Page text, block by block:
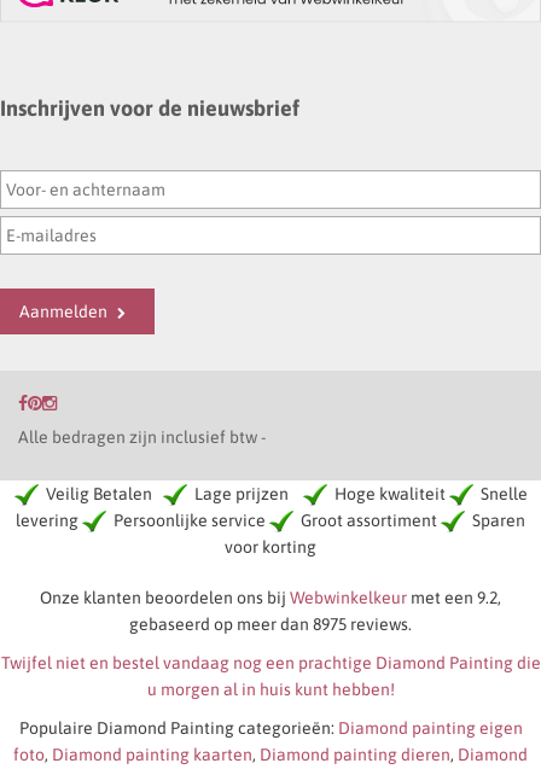
Inschrijven voor de nieuwsbrief
Aanmelden
Alle bedragen zijn inclusief btw -
Veilig Betalen Lage prijzen Hoge kwaliteit
Snelle
levering
Persoonlijke service Groot assortiment
Sparen
voor korting
Onze klanten beoordelen ons bij Webwinkelkeur met een 9.2,
gebaseerd op meer dan 8975 reviews.
Twijfel niet en bestel vandaag nog een prachtige Diamond Painting die
u morgen al in huis kunt hebben!
Populaire Diamond Painting categorieën: Diamond painting eigen
foto, Diamond painting kaarten, Diamond painting dieren, Diamond